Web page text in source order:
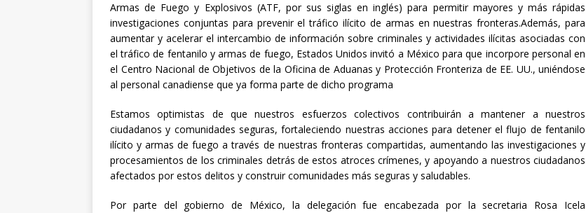
Armas de Fuego y Explosivos (ATF, por sus siglas en inglés) para permitir mayores y más rápidas
investigaciones conjuntas para prevenir el tráfico ilícito de armas en nuestras fronteras.Además, para
aumentar y acelerar el intercambio de información sobre criminales y actividades ilícitas asociadas con
el tráfico de fentanilo y armas de fuego, Estados Unidos invitó a México para que incorpore personal en
el Centro Nacional de Objetivos de la Oficina de Aduanas y Protección Fronteriza de EE. UU., uniéndose
al personal canadiense que ya forma parte de dicho programa
Estamos optimistas de que nuestros esfuerzos colectivos contribuirán a mantener a nuestros
ciudadanos y comunidades seguras, fortaleciendo nuestras acciones para detener el flujo de fentanilo
ilícito y armas de fuego a través de nuestras fronteras compartidas, aumentando las investigaciones y
procesamientos de los criminales detrás de estos atroces crímenes, y apoyando a nuestros ciudadanos
afectados por estos delitos y construir comunidades más seguras y saludables.
Por parte del gobierno de México, la delegación fue encabezada por la secretaria Rosa Icela